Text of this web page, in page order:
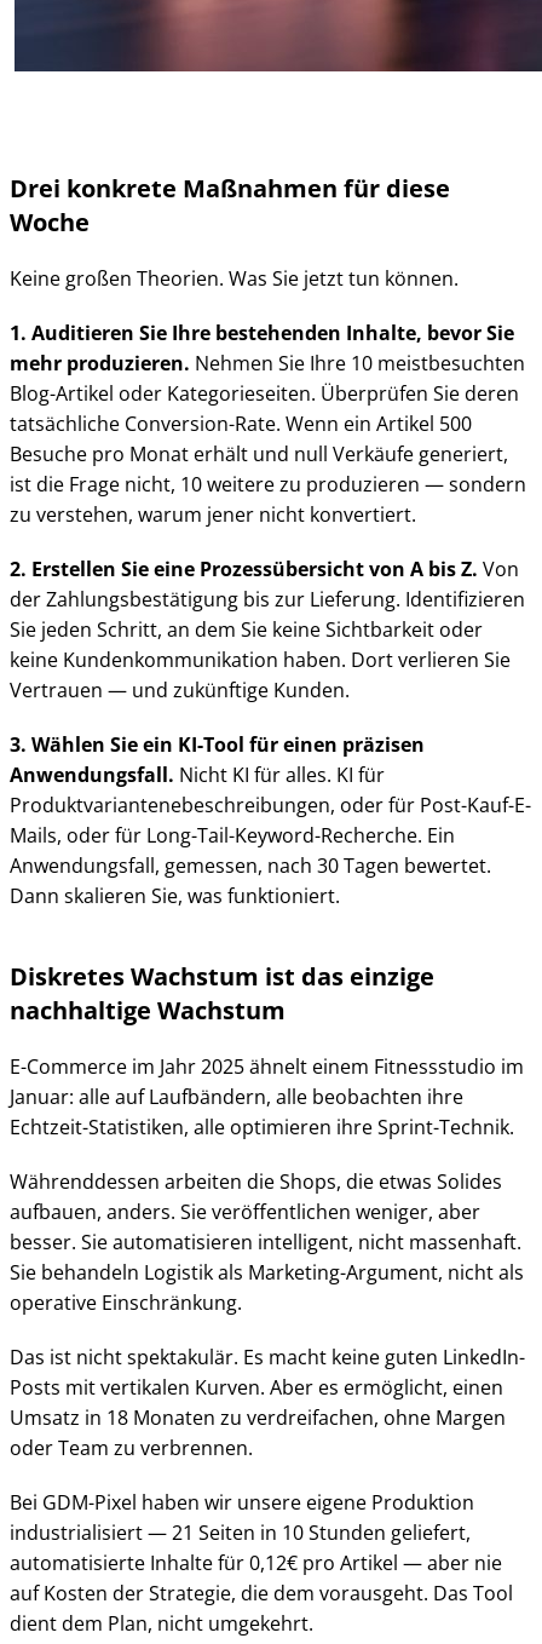
Drei konkrete Maßnahmen für diese
Woche
Keine großen Theorien. Was Sie jetzt tun können.
1. Auditieren Sie Ihre bestehenden Inhalte, bevor Sie
mehr produzieren. Nehmen Sie Ihre 10 meistbesuchten
Blog-Artikel oder Kategorieseiten. Überprüfen Sie deren
tatsächliche Conversion-Rate. Wenn ein Artikel 500
Besuche pro Monat erhält und null Verkäufe generiert,
ist die Frage nicht, 10 weitere zu produzieren — sondern
zu verstehen, warum jener nicht konvertiert.
2. Erstellen Sie eine Prozessübersicht von A bis Z. Von
der Zahlungsbestätigung bis zur Lieferung. Identifizieren
Sie jeden Schritt, an dem Sie keine Sichtbarkeit oder
keine Kundenkommunikation haben. Dort verlieren Sie
Vertrauen — und zukünftige Kunden.
3. Wählen Sie ein KI-Tool für einen präzisen
Anwendungsfall. Nicht KI für alles. KI für
Produktvariantenebeschreibungen, oder für Post-Kauf-E-
Mails, oder für Long-Tail-Keyword-Recherche. Ein
Anwendungsfall, gemessen, nach 30 Tagen bewertet.
Dann skalieren Sie, was funktioniert.
Diskretes Wachstum ist das einzige
nachhaltige Wachstum
E-Commerce im Jahr 2025 ähnelt einem Fitnessstudio im
Januar: alle auf Laufbändern, alle beobachten ihre
Echtzeit-Statistiken, alle optimieren ihre Sprint-Technik.
Währenddessen arbeiten die Shops, die etwas Solides
aufbauen, anders. Sie veröffentlichen weniger, aber
besser. Sie automatisieren intelligent, nicht massenhaft.
Sie behandeln Logistik als Marketing-Argument, nicht als
operative Einschränkung.
Das ist nicht spektakulär. Es macht keine guten LinkedIn-
Posts mit vertikalen Kurven. Aber es ermöglicht, einen
Umsatz in 18 Monaten zu verdreifachen, ohne Margen
oder Team zu verbrennen.
Bei GDM-Pixel haben wir unsere eigene Produktion
industrialisiert — 21 Seiten in 10 Stunden geliefert,
automatisierte Inhalte für 0,12€ pro Artikel — aber nie
auf Kosten der Strategie, die dem vorausgeht. Das Tool
dient dem Plan, nicht umgekehrt.